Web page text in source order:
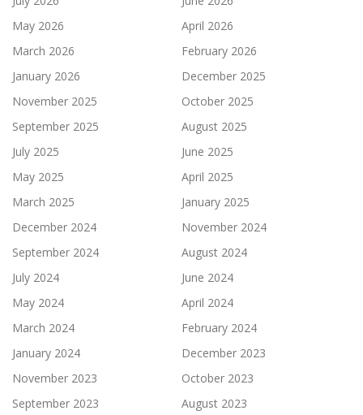
May 2026
April 2026
March 2026
February 2026
January 2026
December 2025
November 2025
October 2025
September 2025
August 2025
July 2025
June 2025
May 2025
April 2025
March 2025
January 2025
December 2024
November 2024
September 2024
August 2024
July 2024
June 2024
May 2024
April 2024
March 2024
February 2024
January 2024
December 2023
November 2023
October 2023
September 2023
August 2023